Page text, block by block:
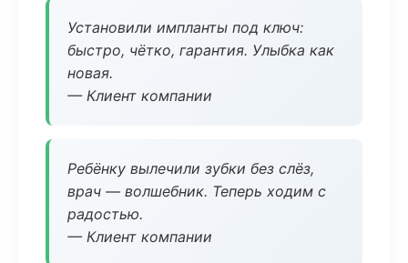
Установили импланты под ключ:
быстро, чётко, гарантия. Улыбка как
новая.
— Клиент компании
Ребёнку вылечили зубки без слёз,
врач — волшебник. Теперь ходим с
радостью.
— Клиент компании